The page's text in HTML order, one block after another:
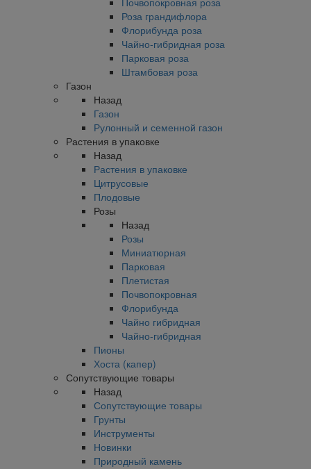
Роза грандифлора
Флорибунда роза
Чайно-гибридная роза
Парковая роза
Штамбовая роза
Газон
Назад
Газон
Рулонный и семенной газон
Растения в упаковке
Назад
Растения в упаковке
Цитрусовые
Плодовые
Розы
Назад
Розы
Миниатюрная
Парковая
Плетистая
Почвопокровная
Флорибунда
Чайно гибридная
Чайно-гибридная
Пионы
Хоста (капер)
Сопутствующие товары
Назад
Сопутствующие товары
Грунты
Инструменты
Новинки
Природный камень